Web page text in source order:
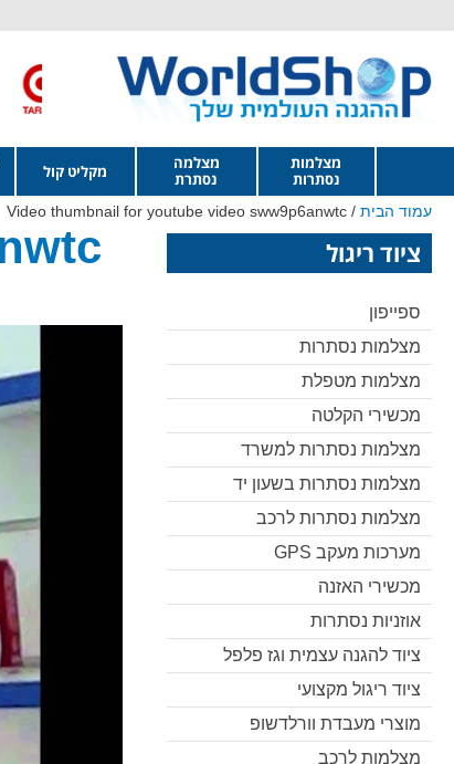
מצלמות
נסתרות
מצלמה
נסתרת
מקליט קול
עמוד הבית / Video thumbnail for youtube video sww9p6anwtc
ציוד ריגול
ספייפון
מצלמות נסתרות
מצלמות מטפלת
מכשירי הקלטה
מצלמות נסתרות למשרד
מצלמות נסתרות בשעון יד
מצלמות נסתרות לרכב
מערכות מעקב GPS
מכשירי האזנה
אוזניות נסתרות
ציוד להגנה עצמית וגז פלפל
ציוד ריגול מקצועי
מוצרי מעבדת וורלדשופ
מצלמות לרכב